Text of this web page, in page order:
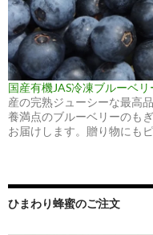
国産有機JAS冷凍ブルーベ
産の完熟ジューシーな最高
養満点のブルーベリーのも
お届けします。贈り物にも
ひまわり蜂蜜のご注文